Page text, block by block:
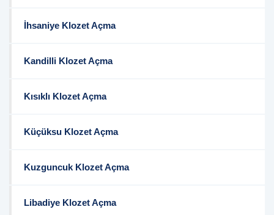
İhsaniye Klozet Açma
Kandilli Klozet Açma
Kısıklı Klozet Açma
Küçüksu Klozet Açma
Kuzguncuk Klozet Açma
Libadiye Klozet Açma